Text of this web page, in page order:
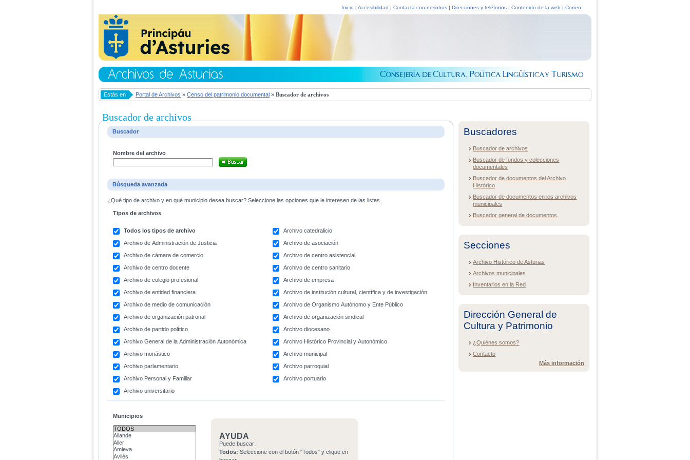
Inicio | Accesibilidad | Contacta con nosotros | Direcciones y teléfonos | Contenido de la web | Correo
Estás en Portal de Archivos » Censo del patrimonio documental » Buscador de archivos
Buscador de archivos
Buscador
Nombre del archivo
Búsqueda avanzada
¿Qué tipo de archivo y en qué municipio desea buscar? Seleccione las opciones que le interesen de las listas.
Tipos de archivos
Todos los tipos de archivo
Archivo catedralicio
Archivo de Administración de Justicia
Archivo de asociación
Archivo de cámara de comercio
Archivo de centro asistencial
Archivo de centro docente
Archivo de centro sanitario
Archivo de colegio profesional
Archivo de empresa
Archivo de entidad financiera
Archivo de institución cultural, científica y de investigación
Archivo de medio de comunicación
Archivo de Organismo Autónomo y Ente Público
Archivo de organización patronal
Archivo de organización sindical
Archivo de partido político
Archivo diocesano
Archivo General de la Administración Autonómica
Archivo Histórico Provincial y Autonómico
Archivo monástico
Archivo municipal
Archivo parlamentario
Archivo parroquial
Archivo Personal y Familiar
Archivo portuario
Archivo universitario
Municipios
AYUDA
Puede buscar:
Todos: Seleccione con el botón "Todos" y clique en
Buscadores
Buscador de archivos
Buscador de fondos y colecciones
documentales
Buscador de documentos del Archivo
Histórico
Buscador de documentos en los archivos
municipales
Buscador general de documentos
Secciones
Archivo Histórico de Asturias
Archivos municipales
Inventarios en la Red
Dirección General de
Cultura y Patrimonio
¿Quiénes somos?
Contacto
Más información